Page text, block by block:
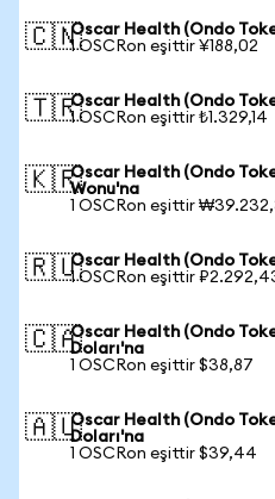
🇨🇳Oscar Health (Ondo
1 OSCRon eşittir ¥188,02
🇹🇷Oscar Health (Ondo
1 OSCRon eşittir ₺1.329,14
🇰🇷Oscar Health (Ondo
Wonu'na
1 OSCRon eşittir
🇷🇺Oscar Health (Ondo
1 OSCRon eşittir
🇨🇦Oscar Health (Ondo
Doları'na
1 OSCRon eşittir $38,87
🇦🇺Oscar Health (Ondo
Doları'na
1 OSCRon eşittir $39,44